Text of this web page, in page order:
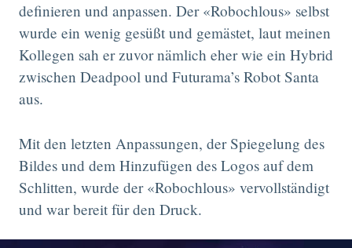
definieren und anpassen. Der «Robochlous» selbst
wurde ein wenig gesüßt und gemästet, laut meinen
Kollegen sah er zuvor nämlich eher wie ein Hybrid
zwischen Deadpool und Futurama’s Robot Santa
aus.
Mit den letzten Anpassungen, der Spiegelung des
Bildes und dem Hinzufügen des Logos auf dem
Schlitten, wurde der «Robochlous» vervollständigt
und war bereit für den Druck.